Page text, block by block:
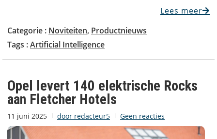
Lees meer
Categorie : Noviteiten, Productnieuws
Tags :Artificial Intelligence
Opel levert 140 elektrische Rocks
aan Fletcher Hotels
11 juni 2025 door redacteur5 Geen reacties